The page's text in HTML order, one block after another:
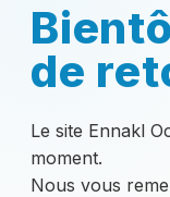
de
Le site Ennakl
moment.
Nous vous